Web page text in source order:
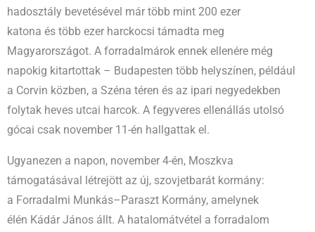
hadosztály bevetésével már több mint 200 ezer
katona és több ezer harckocsi támadta meg
Magyarországot. A forradalmárok ennek ellenére még
napokig kitartottak – Budapesten több helyszínen, például
a Corvin közben, a Széna téren és az ipari negyedekben
folytak heves utcai harcok. A fegyveres ellenállás utolsó
gócai csak november 11-én hallgattak el.
Ugyanezen a napon, november 4-én, Moszkva
támogatásával létrejött az új, szovjetbarát kormány:
a Forradalmi Munkás–Paraszt Kormány, amelynek
élén Kádár János állt. A hatalomátvétel a forradalom